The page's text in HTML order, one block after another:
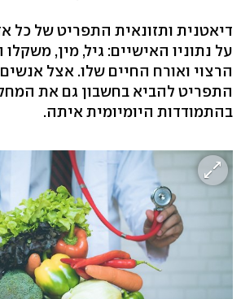
דיאטנית ותזונאית התפריט של כל
על נתוניו האישיים: גיל, מין,
הרצוי ואורח החיים שלו. אצל
התפריט להביא בחשבון גם את
בהתמודדות היומיומית איתה.